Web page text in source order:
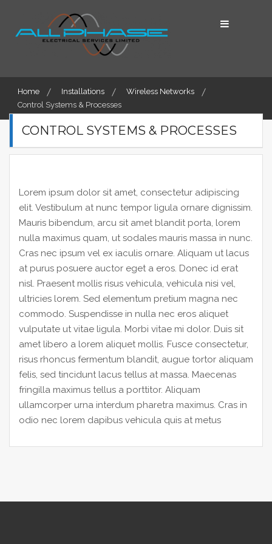
content
Home Installations
Wireless Networks
Control Systems & Processes
CONTROL SYSTEMS & PROCESSES
Lorem ipsum dolor sit amet, consectetur adipiscing
elit. Vestibulum at nunc tempor ligula ornare dignissim.
Mauris bibendum, arcu sit amet blandit porta, lorem
nulla maximus quam, ut sodales mauris massa in nunc.
Cras nec ipsum vel ex iaculis ornare. Aliquam ut lacus
at purus posuere auctor eget a eros. Donec id erat
nisl. Praesent mollis risus vehicula, vehicula nisi vel,
ultricies lorem. Sed elementum pretium magna nec
commodo. Suspendisse in nulla nec eros aliquet
vulputate ut vitae ligula. Morbi vitae mi dolor. Duis sit
amet libero a lorem aliquet mollis. Fusce consectetur,
risus rhoncus fermentum blandit, augue tortor aliquam
felis, sed tincidunt lacus tellus at massa. Maecenas
fringilla maximus tellus a porttitor. Aliquam
ullamcorper urna interdum pharetra maximus. Cras in
odio nec lorem dapibus vehicula quis at metus